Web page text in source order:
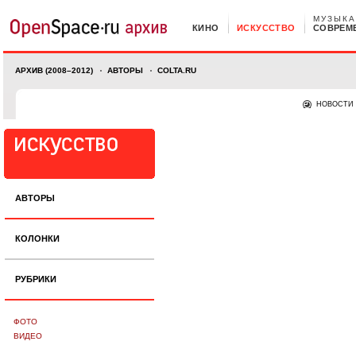
КИНО ИСКУССТВО
МУЗЫКА
АРХИВ (2008–2012) АВТОРЫ COLTA.RU
НОВОСТИ
АВТОРЫ
КОЛОНКИ
РУБРИКИ
ФОТО
ВИДЕО